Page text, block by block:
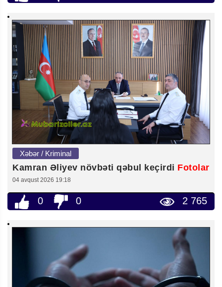
Xəbər / Kriminal
Kamran Əliyev növbəti qəbul keçirdi Fotolar
04 avqust 2026 19:18
0 0 2 765